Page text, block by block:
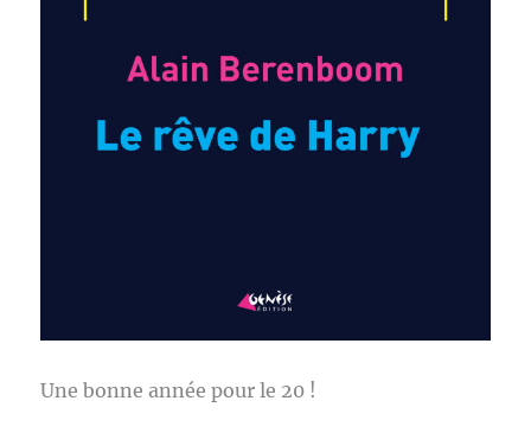
Une bonne année pour le 20 !